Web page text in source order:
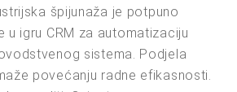
špijunaža je potpuno
u igru CRM za automatizaciju
sistema. Podjela
povećanju radne efikasnosti.